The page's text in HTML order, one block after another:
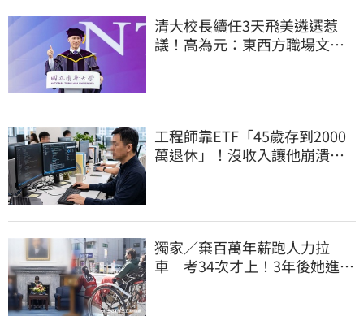
清大校長續任3天飛美遴選惹
議！高為元：東西方職場文化
工程師靠ETF「45歲存到2000
萬退休」！沒收入讓他崩潰…
獨家／棄百萬年薪跑人力拉
車 考34次才上！3年後她進外